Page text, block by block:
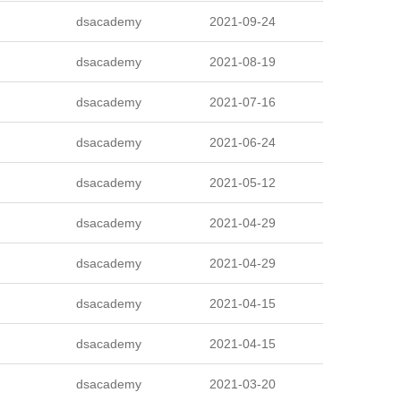
dsacademy 2021-09-24
dsacademy 2021-08-19
dsacademy 2021-07-16
dsacademy 2021-06-24
dsacademy 2021-05-12
dsacademy 2021-04-29
dsacademy 2021-04-29
dsacademy 2021-04-15
dsacademy 2021-04-15
dsacademy 2021-03-20